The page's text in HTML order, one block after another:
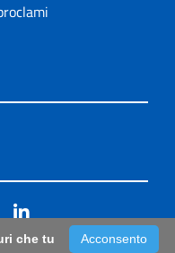
Acconsento
che tu